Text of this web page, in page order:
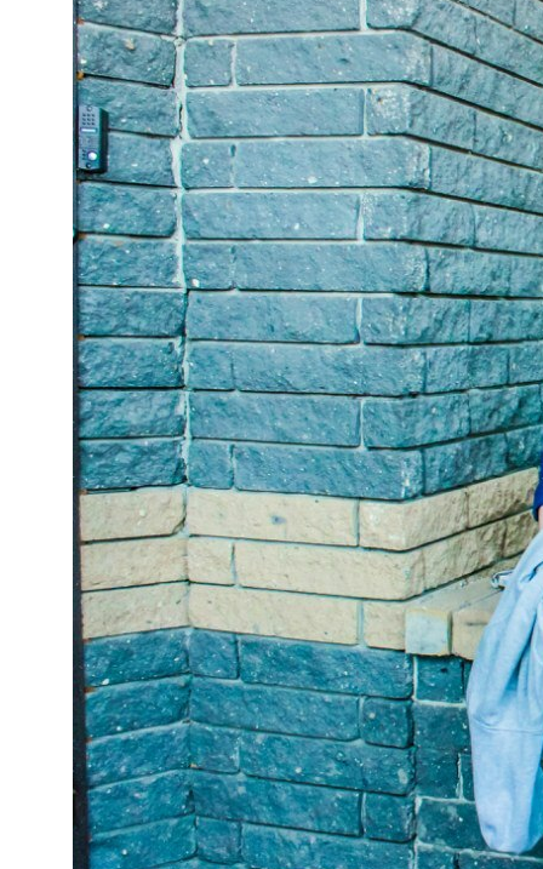
Заказать успех
в два клика!
Связаться с нами
Портфолио
Интернет-продвижение
Копирайтинг
Фирменный стиль
Создание сайтов
Дизайн
Создание сайтов
Нейминг малого бизнеса
Нейминг интернет-магазина
Нейминг агентства
недвижимости
Нейминг бренда
Нейминг ресторана
Оппозиционный нейминг
Нейминг магазина
Нейминг мебельной фирмы
Нейминг юридической компании
Разработка корпоративных
Разработка интернет-
Разработка лендингов
Дизайн инвестиционных тизеров
Разработка сайта на Тильде
Рекламные тексты
Разработка слогана
Нейминг салона красоты
GEO — продвижение⭐
SEO — оптимизация сайта
SMM — продвижение
в соцсетях
SERM — поисковая репутация
Контекстная реклама
Интернет-продвижение
Копирайтинг
Нейминг
Редакционная политика
Агентство